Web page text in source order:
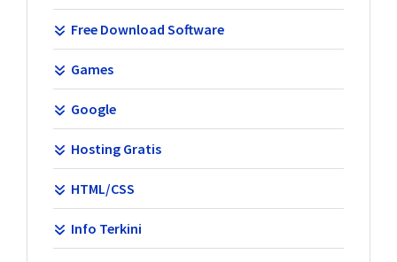
Free Download Software
Games
Google
Hosting Gratis
HTML/CSS
Info Terkini